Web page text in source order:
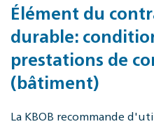
Élément du
durable:
prestations de
(bâtiment)
La KBOB recommande